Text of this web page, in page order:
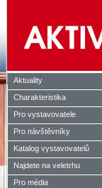
Aktuality
Charakteristika
Pro vystavovatele
Pro návštěvníky
Katalog vystavovatelů
Najdete na veletrhu
Pro média